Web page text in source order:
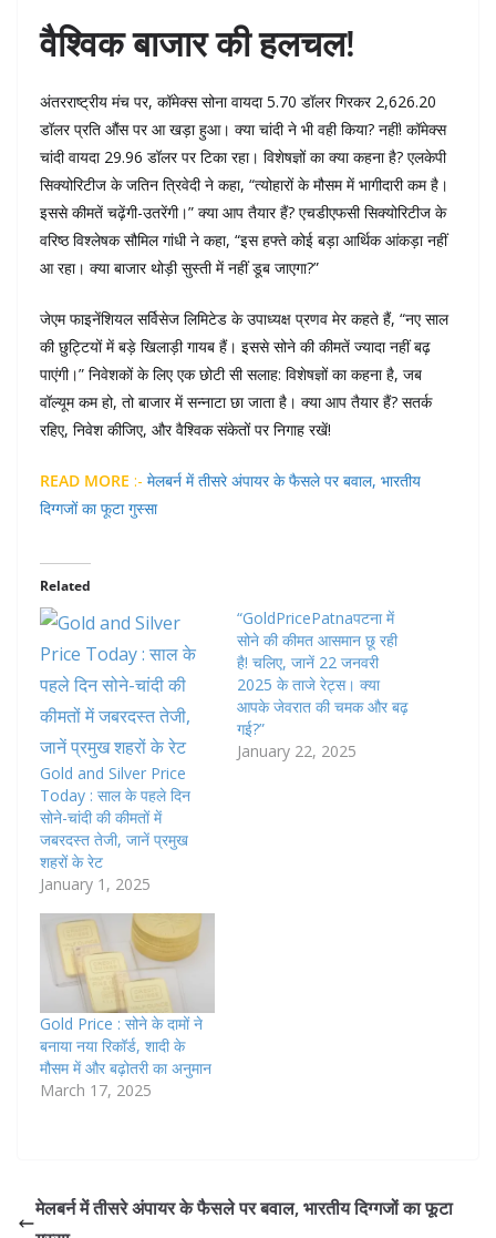
वैश्विक बाजार की हलचल!
अंतरराष्ट्रीय मंच पर, कॉमेक्स सोना वायदा 5.70 डॉलर गिरकर 2,626.20
डॉलर प्रति औंस पर आ खड़ा हुआ। क्या चांदी ने भी वही किया? नहीं! कॉमेक्स
चांदी वायदा 29.96 डॉलर पर टिका रहा। विशेषज्ञों का क्या कहना है? एलकेपी
सिक्योरिटीज के जतिन त्रिवेदी ने कहा, “त्योहारों के मौसम में भागीदारी कम है।
इससे कीमतें चढ़ेंगी-उतरेंगी।” क्या आप तैयार हैं? एचडीएफसी सिक्योरिटीज के
वरिष्ठ विश्लेषक सौमिल गांधी ने कहा, “इस हफ्ते कोई बड़ा आर्थिक आंकड़ा नहीं
आ रहा। क्या बाजार थोड़ी सुस्ती में नहीं डूब जाएगा?”
जेएम फाइनेंशियल सर्विसेज लिमिटेड के उपाध्यक्ष प्रणव मेर कहते हैं, “नए साल
की छुट्टियों में बड़े खिलाड़ी गायब हैं। इससे सोने की कीमतें ज्यादा नहीं बढ़
पाएंगी।” निवेशकों के लिए एक छोटी सी सलाह: विशेषज्ञों का कहना है, जब
वॉल्यूम कम हो, तो बाजार में सन्नाटा छा जाता है। क्या आप तैयार हैं? सतर्क
रहिए, निवेश कीजिए, और वैश्विक संकेतों पर निगाह रखें!
READ MORE :- मेलबर्न में तीसरे अंपायर के फैसले पर बवाल, भारतीय
दिग्गजों का फूटा गुस्सा
Related
Gold and Silver Price
Today : साल के पहले दिन
सोने-चांदी की कीमतों में
जबरदस्त तेजी, जानें प्रमुख
शहरों के रेट
January 1, 2025
“GoldPricePatnaपटना में
सोने की कीमत आसमान छू रही
है! चलिए, जानें 22 जनवरी
2025 के ताजे रेट्स। क्या
आपके जेवरात की चमक और बढ़
गई?”
January 22, 2025
Gold Price : सोने के दामों ने
बनाया नया रिकॉर्ड, शादी के
मौसम में और बढ़ोतरी का अनुमान
March 17, 2025
मेलबर्न में तीसरे अंपायर के फैसले पर बवाल, भारतीय दिग्गजों का फूटा